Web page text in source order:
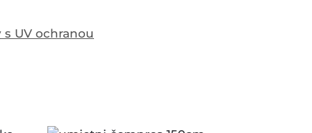
UV ochranou